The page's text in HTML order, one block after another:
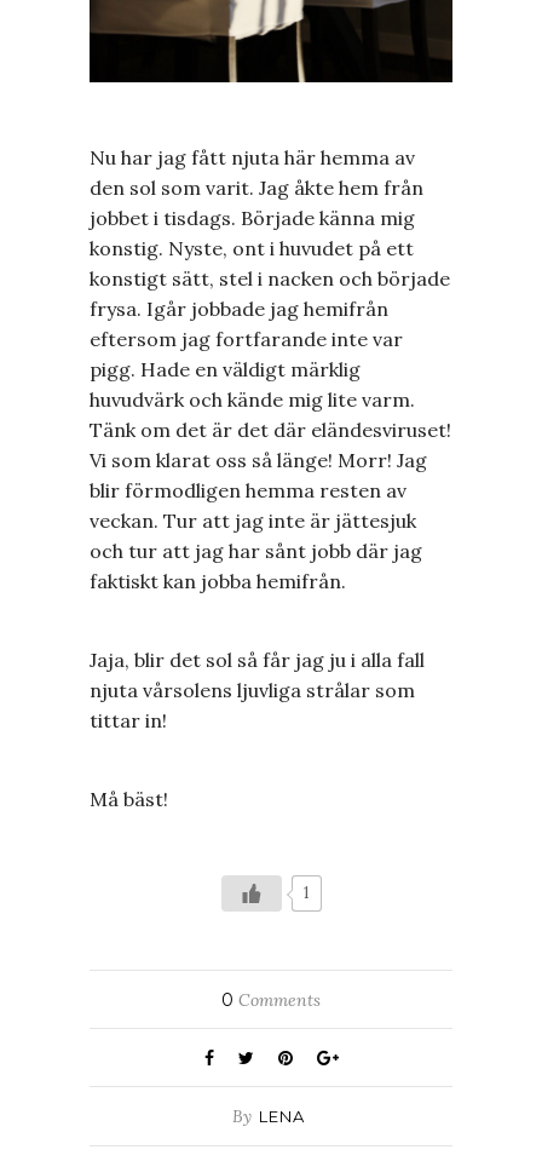
Nu har jag fått njuta här hemma av
den sol som varit. Jag åkte hem från
jobbet i tisdags. Började känna mig
konstig. Nyste, ont i huvudet på ett
konstigt sätt, stel i nacken och började
frysa. Igår jobbade jag hemifrån
eftersom jag fortfarande inte var
pigg. Hade en väldigt märklig
huvudvärk och kände mig lite varm.
Tänk om det är det där eländesviruset!
Vi som klarat oss så länge! Morr! Jag
blir förmodligen hemma resten av
veckan. Tur att jag inte är jättesjuk
och tur att jag har sånt jobb där jag
faktiskt kan jobba hemifrån.
Jaja, blir det sol så får jag ju i alla fall
njuta vårsolens ljuvliga strålar som
tittar in!
Må bäst!
1
0 Comments
By LENA